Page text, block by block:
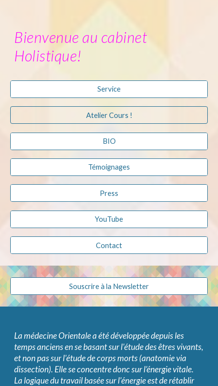
Bienvenue au cabinet
Holistique!
Service
Atelier Cours !
BIO
Témoignages
Press
YouTube
Contact
Souscrire à la Newsletter
La médecine Orientale a été développée depuis les
temps anciens en se basant sur l'étude des êtres vivants,
et non pas sur l'étude de corps morts (anatomie via
dissection). Elle se concentre donc sur l’énergie vitale.
La logique du travail basée sur l'énergie est de rétablir